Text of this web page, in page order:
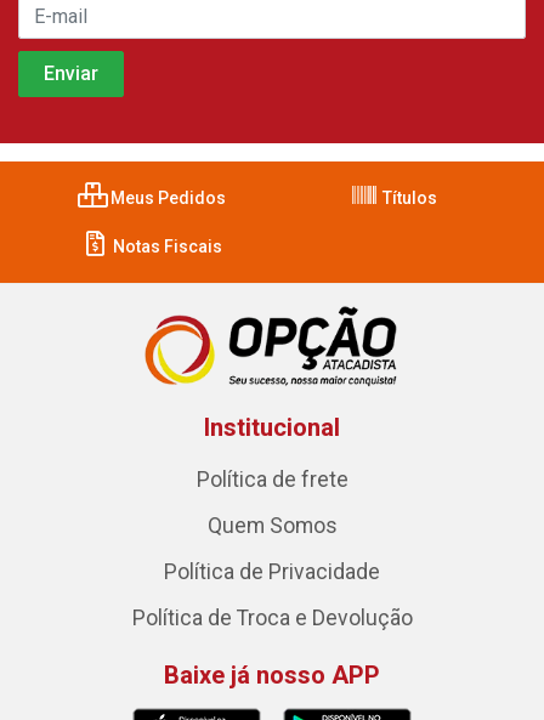
Meus Pedidos Títulos
Notas Fiscais
Institucional
Política de frete
Quem Somos
Política de Privacidade
Política de Troca e Devolução
Baixe já nosso APP